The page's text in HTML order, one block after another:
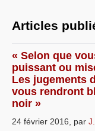
International
Résistances
Articles
« Selon que
puissant ou
Les jugements
vous rendront
noir »
24 février 2016 par